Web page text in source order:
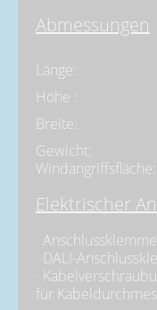
Abmessungen
Länge:
Höhe :
Breite:
Gewicht:
Windangriffsfläche:
Elektrischer
·
· DALI-
·
für